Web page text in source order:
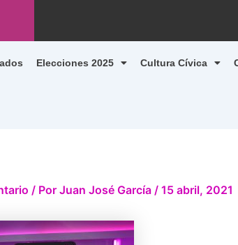
Elecciones 2025 Cultura Cívica
/ Por Juan José García / 15 abril, 2021